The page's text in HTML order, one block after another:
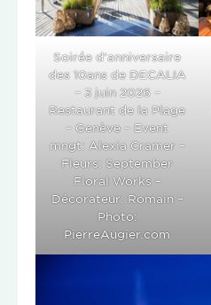
Soirée d’anniversaire
des 10ans de DECALIA
– 3 juin 2026 –
Restaurant de la Plage
– Genève – Event
mngt: Alexia Cramer –
Fleurs: September
Floral Works –
Décorateur: Romain –
Photo:
PierreAugier.com